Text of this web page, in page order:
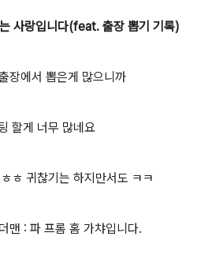
사랑입니다(feat. 출장 뽑기 기록)
장에서 뽑은게 많으니까
할게 너무 많네요
ㅎ 귀찮기는 하지만서도 ㅋㅋ
맨 : 파 프롬 홈 가챠입니다.